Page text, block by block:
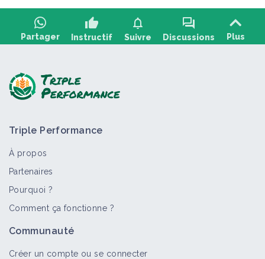
Partager
thumb_up
Instructif
notifications
Suivre
forum
Discussions Plus
Triple Performance
À propos
Partenaires
Pourquoi ?
Comment ça fonctionne ?
Communauté
Créer un compte ou se connecter